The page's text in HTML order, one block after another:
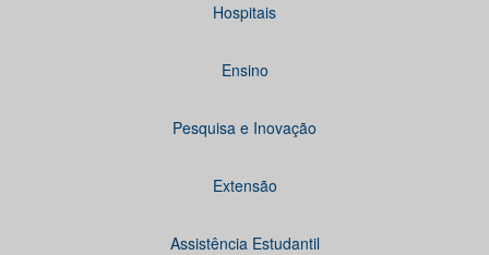
Hospitais
Ensino
Pesquisa e Inovação
Extensão
Assistência Estudantil